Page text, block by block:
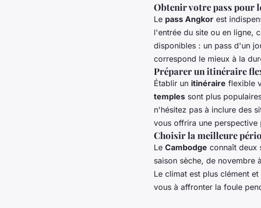
Obtenir votre pass pour
Le pass Angkor est
l'entrée du site ou en ligne,
disponibles : un pass d'un
correspond le mieux à la
Préparer un itinéraire
Établir un itinéraire flexible
temples sont plus
n'hésitez pas à inclure des
vous offrira une
Choisir la meilleure
Le Cambodge connaît deux
saison sèche, de novembre
Le climat est plus clément
vous à affronter la foule